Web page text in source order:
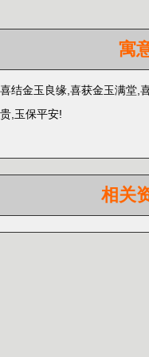
寓
喜结金玉良缘,喜获金玉满堂,
贵,玉保平安!
相关